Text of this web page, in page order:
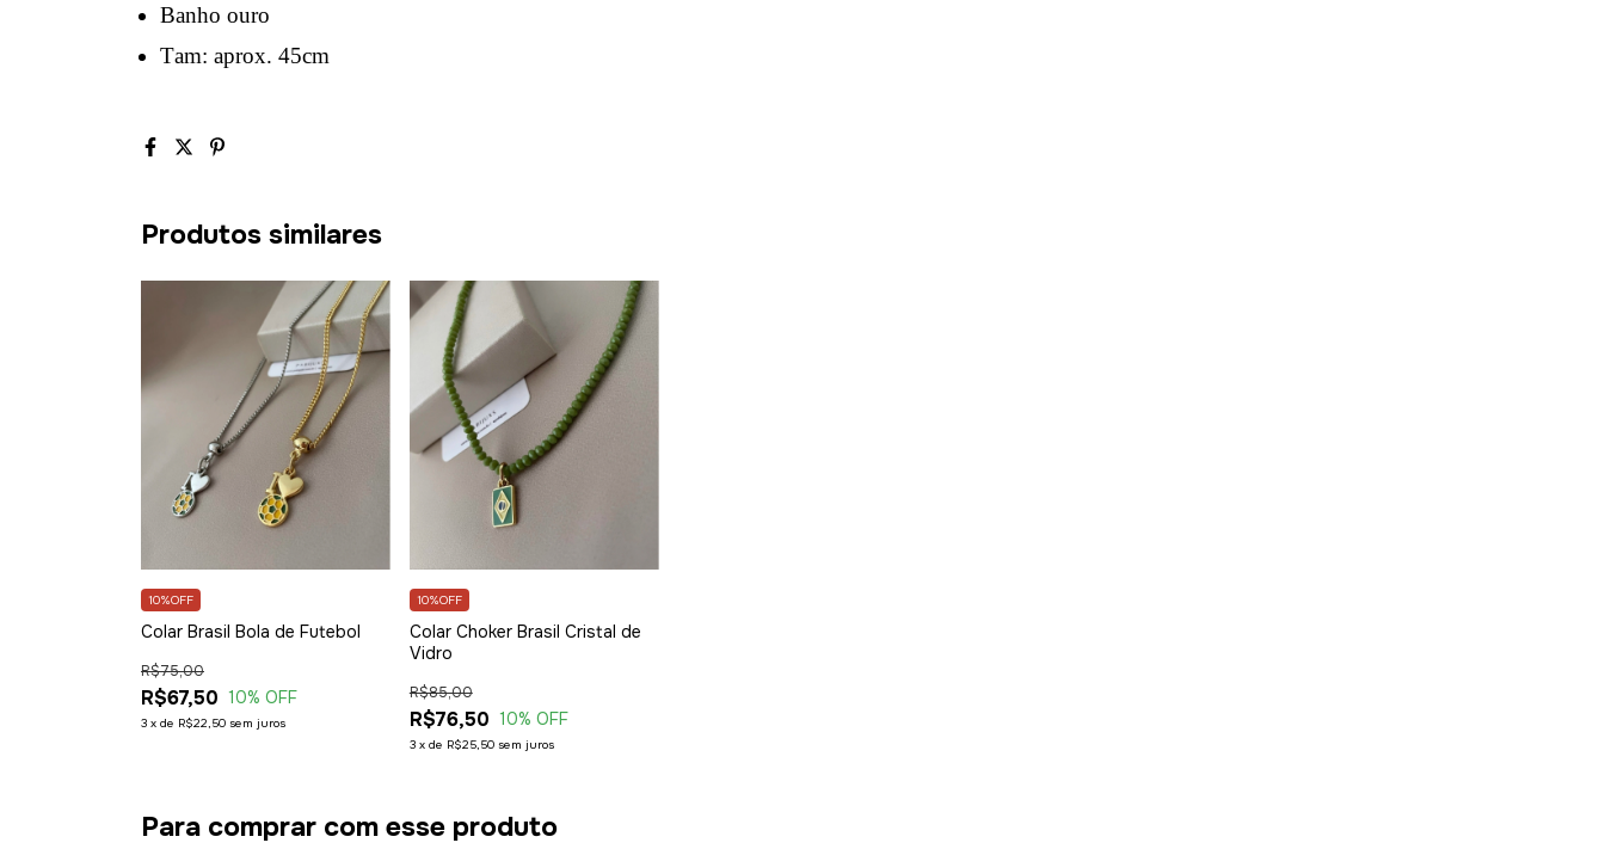
Banho ouro
Tam: aprox. 45cm
Produtos similares
Colar Brasil Bola de Futebol
R$67,50
R$75,00
10% OFF
3 x de R$22,50 sem juros
10%OFF
Colar Choker Brasil Cristal de
Vidro
R$76,50
R$85,00
10% OFF
3 x de R$25,50 sem juros
10%OFF
Para comprar com esse produto